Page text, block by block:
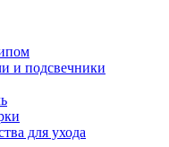
и подсвечники
для ухода